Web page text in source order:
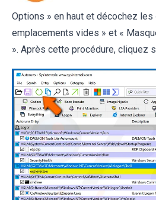
Options » en haut et décochez
emplacements vides » et «
». Après cette procédure, cliquez